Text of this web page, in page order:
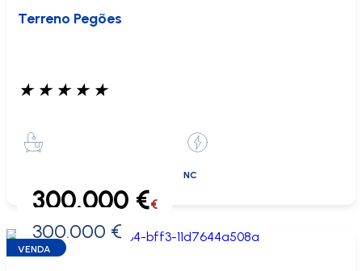
Terreno Pegões
★ ★ ★ ★ ★
NC
0 €
300.000 €€
300.000 €
VENDA